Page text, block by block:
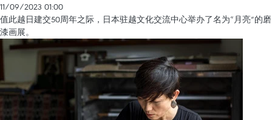
11/09/2023 01:00
值此越日建交50周年之际，日本驻越文化交流中心举办了名为“月亮”的磨
漆画展。